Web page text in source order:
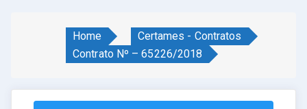
Home
Certames - Contratos
Contrato Nº – 65226/2018